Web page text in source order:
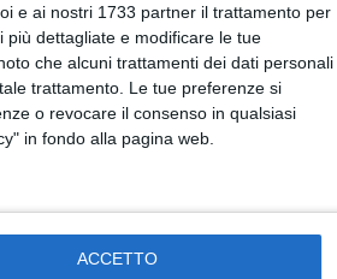
e ai nostri 1733 partner il trattamento per
dettagliate e modificare le tue
che alcuni trattamenti dei dati personali
trattamento. Le tue preferenze si
o revocare il consenso in qualsiasi
in fondo alla pagina web.
ACCETTO